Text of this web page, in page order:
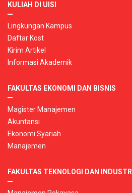
KULIAH DI UISI
Lingkungan Kampus
Daftar Kost
Kirim Artikel
Informasi Akademik
FAKULTAS EKONOMI DAN BISNIS
Magister Manajemen
Akuntansi
Ekonomi Syariah
Manajemen
FAKULTAS TEKNOLOGI DAN INDUSTRI